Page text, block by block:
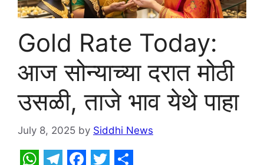
Gold Rate Today:
आज सोन्याच्या दरात मोठी
उसळी, ताजे भाव येथे पाहा
July 8, 2025 by Siddhi News